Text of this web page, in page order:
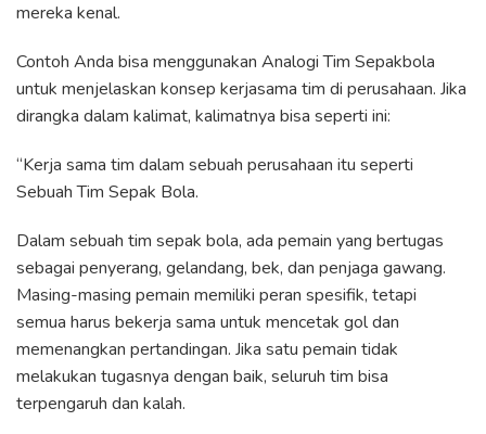
mereka kenal.
Contoh Anda bisa menggunakan Analogi Tim Sepakbola
untuk menjelaskan konsep kerjasama tim di perusahaan. Jika
dirangka dalam kalimat, kalimatnya bisa seperti ini:
“Kerja sama tim dalam sebuah perusahaan itu seperti
Sebuah Tim Sepak Bola.
Dalam sebuah tim sepak bola, ada pemain yang bertugas
sebagai penyerang, gelandang, bek, dan penjaga gawang.
Masing-masing pemain memiliki peran spesifik, tetapi
semua harus bekerja sama untuk mencetak gol dan
memenangkan pertandingan. Jika satu pemain tidak
melakukan tugasnya dengan baik, seluruh tim bisa
terpengaruh dan kalah.